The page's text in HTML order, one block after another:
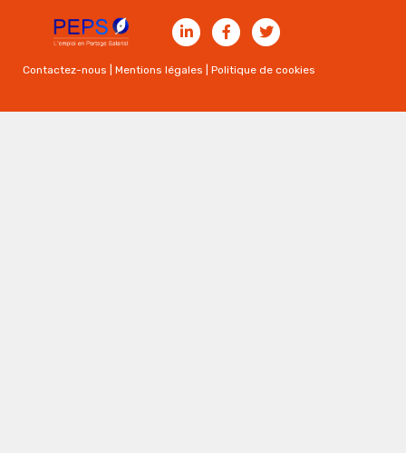
Contactez-nous |Mentions légales |Politique de cookies